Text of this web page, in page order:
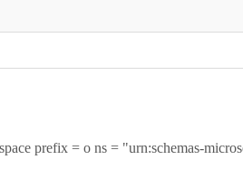
prefix = o ns = "urn:schemas-